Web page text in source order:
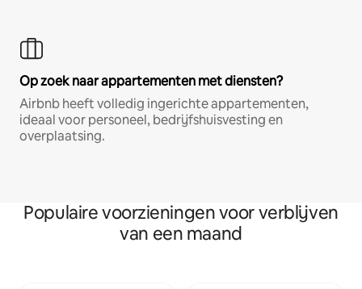
Op zoek naar appartementen met diensten?
Airbnb heeft volledig ingerichte appartementen,
ideaal voor personeel, bedrijfshuisvesting en
overplaatsing.
Populaire voorzieningen voor verblijven
van een maand